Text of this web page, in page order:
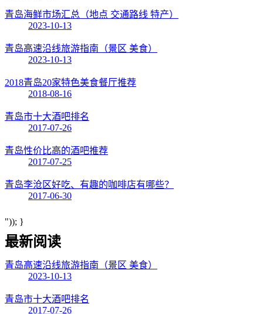
青岛海鲜市场汇总（地点 交通路线 特产）
2023-10-13
青岛高速沿线旅游指南（景区 美食）
2023-10-13
2018青岛20家特色美食餐厅推荐
2018-08-16
青岛市十大酒吧排名
2017-07-26
青岛性价比高的酒吧推荐
2017-07-25
青岛李沧区好吃、有趣的咖啡店有哪些？
2017-06-30
")); }
最新阅读
青岛高速沿线旅游指南（景区 美食）
2023-10-13
青岛市十大酒吧排名
2017-07-26